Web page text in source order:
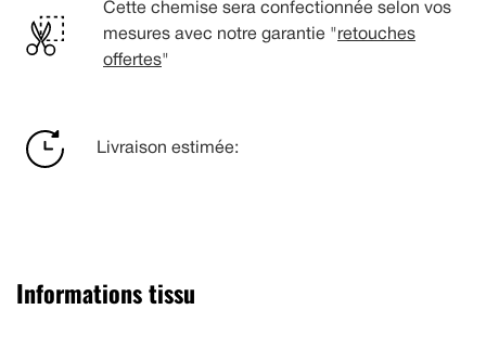
Cette chemise sera confectionnée selon vos
mesures avec notre garantie " retouches
offertes"
Livraison estimée:
Informations tissu